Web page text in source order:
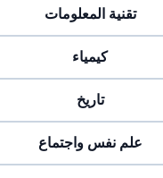
تقنية المعلومات
كيمياء
تاريخ
علم نفس واجتماع